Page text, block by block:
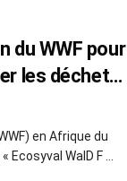
du WWF pour
les déchets
en Afrique du
WalD F ...